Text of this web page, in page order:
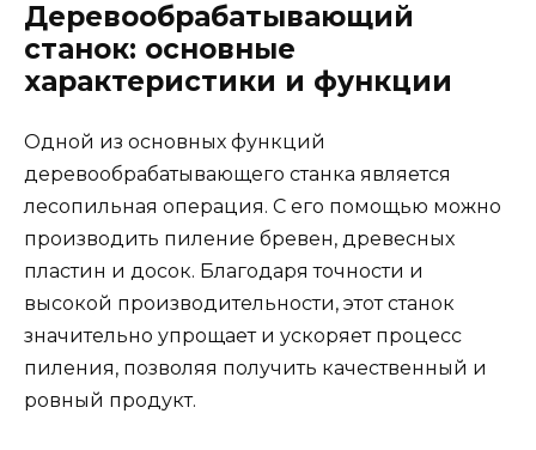
Деревообрабатывающий
станок: основные
характеристики и функции
Одной из основных функций
деревообрабатывающего станка является
лесопильная операция. С его помощью можно
производить пиление бревен, древесных
пластин и досок. Благодаря точности и
высокой производительности, этот станок
значительно упрощает и ускоряет процесс
пиления, позволяя получить качественный и
ровный продукт.